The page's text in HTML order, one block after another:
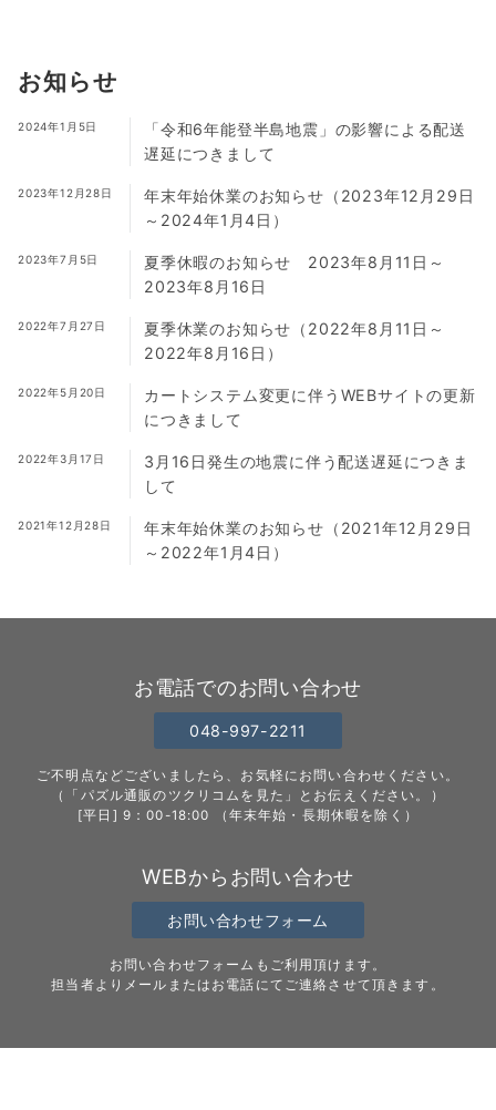
お知らせ
2024年1月5日
「令和6年能登半島地震」の影響による配送
遅延につきまして
2023年12月28日
年末年始休業のお知らせ（2023年12月29日
～2024年1月4日）
2023年7月5日
夏季休暇のお知らせ 2023年8月11日～
2023年8月16日
2022年7月27日
夏季休業のお知らせ（2022年8月11日～
2022年8月16日）
2022年5月20日
カートシステム変更に伴うWEBサイトの更新
につきまして
2022年3月17日
3月16日発生の地震に伴う配送遅延につきま
して
2021年12月28日
年末年始休業のお知らせ（2021年12月29日
～2022年1月4日）
お電話でのお問い合わせ
048-997-2211
ご不明点などございましたら、お気軽にお問い合わせください。
（「パズル通販のツクリコムを見た」とお伝えください。）
[平日] 9：00-18:00 （年末年始・長期休暇を除く）
WEBからお問い合わせ
お問い合わせフォーム
お問い合わせフォームもご利用頂けます。
担当者よりメールまたはお電話にてご連絡させて頂きます。